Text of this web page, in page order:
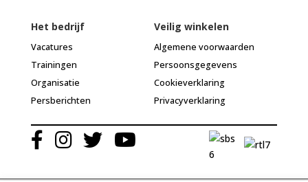
Het bedrijf
Vacatures
Trainingen
Organisatie
Persberichten
Veilig winkelen
Algemene voorwaarden
Persoonsgegevens
Cookieverklaring
Privacyverklaring